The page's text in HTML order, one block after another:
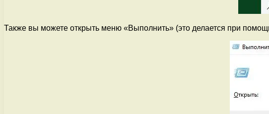
Также вы можете открыть меню «Выполнить» (это делается при